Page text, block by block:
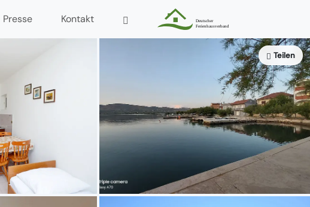
Presse Kontakt
Teilen